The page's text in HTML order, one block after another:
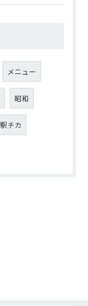
メニュー
昭和
駅チカ